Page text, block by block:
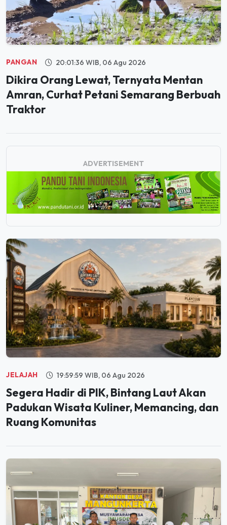
PANGAN 20:01:36 WIB, 06 Agu 2026
Dikira Orang Lewat, Ternyata Mentan
Amran, Curhat Petani Semarang Berbuah
Traktor
ADVERTISEMENT
JELAJAH 19:59:59 WIB, 06 Agu 2026
Segera Hadir di PIK, Bintang Laut Akan
Padukan Wisata Kuliner, Memancing, dan
Ruang Komunitas